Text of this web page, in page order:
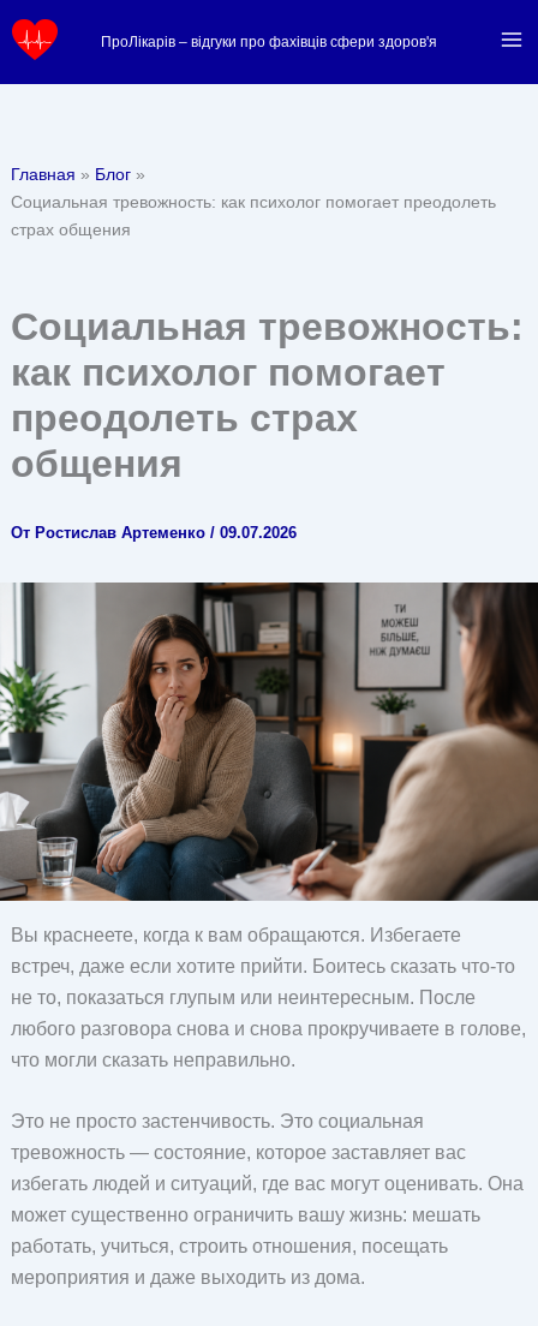
ПроЛікарів – відгуки про фахівців сфери здоров'я
Главная
Блог
Социальная тревожность: как психолог помогает преодолеть
страх общения
Социальная тревожность:
как психолог помогает
преодолеть страх
общения
От Ростислав Артеменко / 09.07.2026
Вы краснеете, когда к вам обращаются. Избегаете
встреч, даже если хотите прийти. Боитесь сказать что-то
не то, показаться глупым или неинтересным. После
любого разговора снова и снова прокручиваете в голове,
что могли сказать неправильно.
Это не просто застенчивость. Это социальная
тревожность — состояние, которое заставляет вас
избегать людей и ситуаций, где вас могут оценивать. Она
может существенно ограничить вашу жизнь: мешать
работать, учиться, строить отношения, посещать
мероприятия и даже выходить из дома.